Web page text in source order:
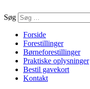
Søg
Forside
Forestillinger
Børneforestillinger
Praktiske oplysninger
Bestil gavekort
Kontakt